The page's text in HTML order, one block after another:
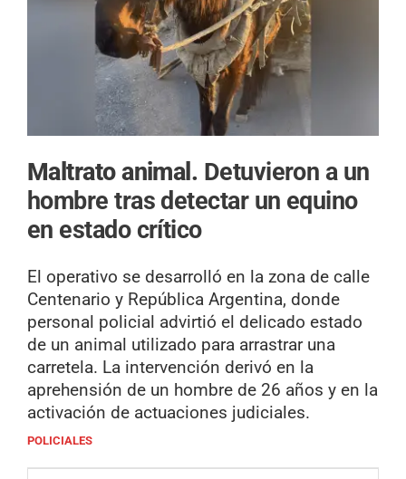
Maltrato animal. Detuvieron a un
hombre tras detectar un equino
en estado crítico
El operativo se desarrolló en la zona de calle
Centenario y República Argentina, donde
personal policial advirtió el delicado estado
de un animal utilizado para arrastrar una
carretela. La intervención derivó en la
aprehensión de un hombre de 26 años y en la
activación de actuaciones judiciales.
POLICIALES